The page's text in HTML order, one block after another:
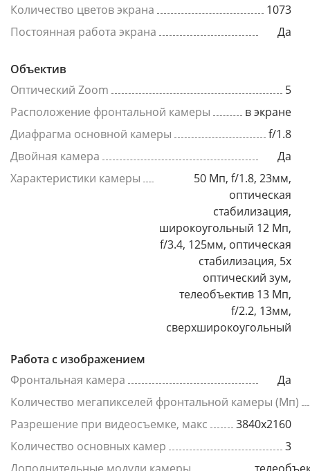
Количество цветов экрана
1073
Постоянная работа экрана
Да
Объектив
Оптический Zoom
5
Расположение фронтальной камеры
в экране
Диафрагма основной камеры
f/1.8
Двойная камера
Да
Характеристики камеры
50 Мп, f/1.8, 23мм,
оптическая
стабилизация,
широкоугольный 12 Мп,
f/3.4, 125мм, оптическая
стабилизация, 5x
оптический зум,
телеобъектив 13 Мп,
f/2.2, 13мм,
сверхширокоугольный
Работа с изображением
Фронтальная камера
Да
Количество мегапикселей фронтальной камеры (Мп)
Разрешение при видеосъемке, макс
3840x2160
Количество основных камер
3